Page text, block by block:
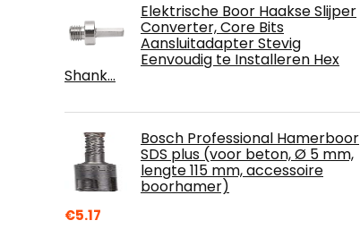
Elektrische Boor Haakse Slijper
Converter, Core Bits
Aansluitadapter Stevig
Eenvoudig te Installeren Hex
Shank…
Bosch Professional Hamerboor
SDS plus (voor beton, Ø 5 mm,
lengte 115 mm, accessoire
boorhamer)
€5.17